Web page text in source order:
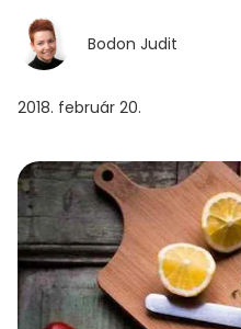
Bodon Judit
2018. február 20.